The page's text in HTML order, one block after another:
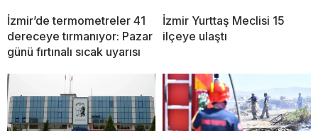
İzmir’de termometreler 41
dereceye tırmanıyor: Pazar
günü fırtınalı sıcak uyarısı
İzmir Yurttaş Meclisi 15
ilçeye ulaştı